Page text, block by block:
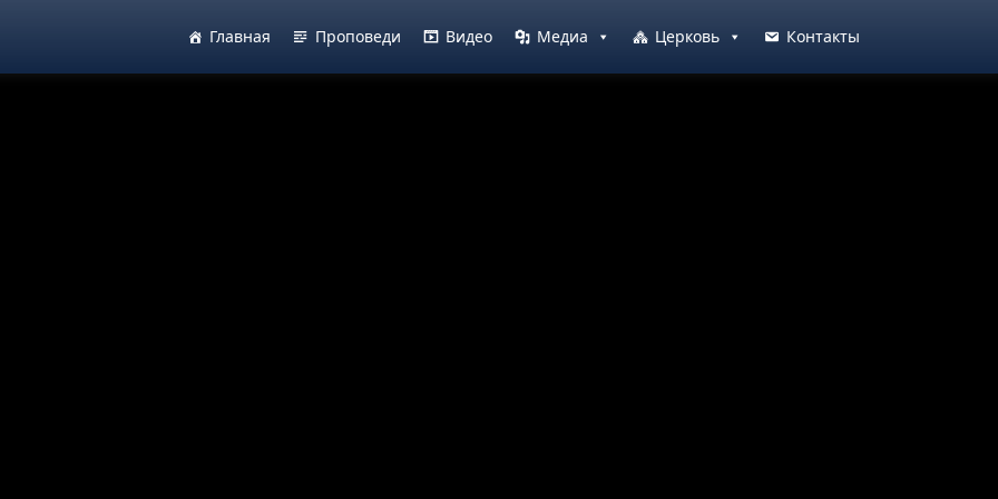
Главная Проповеди Видео Медиа Церковь Контакты